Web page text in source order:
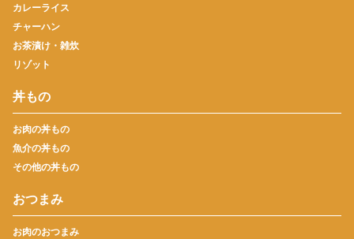
カレーライス
チャーハン
お茶漬け・雑炊
リゾット
丼もの
お肉の丼もの
魚介の丼もの
その他の丼もの
おつまみ
お肉のおつまみ